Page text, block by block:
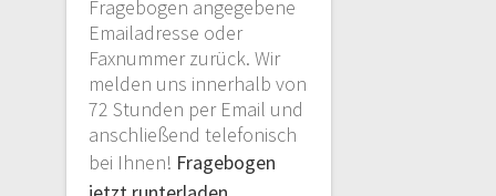
Fragebogen angegebene
Emailadresse oder
Faxnummer zurück. Wir
melden uns innerhalb von
72 Stunden per Email und
anschließend telefonisch
bei Ihnen! Fragebogen